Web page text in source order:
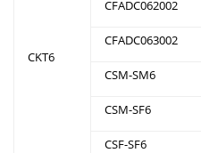
CKT6
CFADC062002
CFADC063002
CSM-SM6
CSM-SF6
CSF-SF6